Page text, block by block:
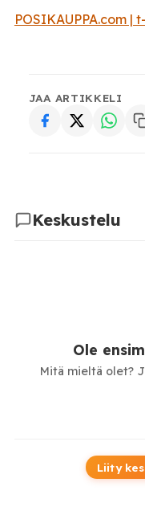
POSIKAUPPA.com |
JAA ARTIKKELI
Keskustelu
Ole
Mitä mieltä olet?
Liity